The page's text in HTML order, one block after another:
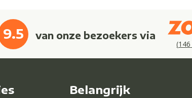
9.5 van onze bezoekers via
(146
Belangrijk